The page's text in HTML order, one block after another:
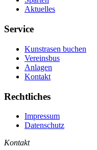
Aktuelles
Service
Kunstrasen buchen
Vereinsbus
Anlagen
Kontakt
Rechtliches
Impressum
Datenschutz
Kontakt